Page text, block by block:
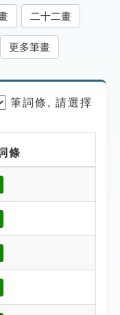
二十二畫
更多筆畫
筆詞條, 請選擇
條